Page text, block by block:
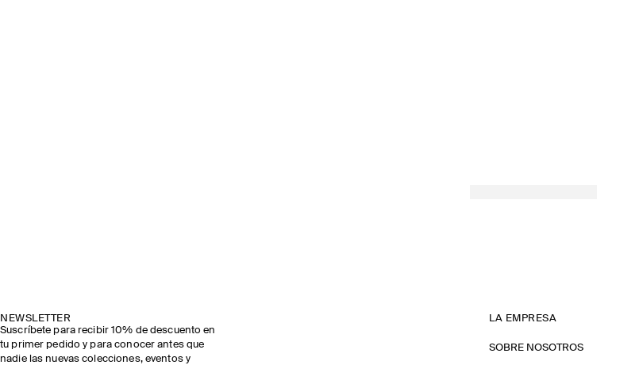
NEWSLETTER
Suscríbete para recibir 10% de descuento en
tu primer pedido y para conocer antes que
nadie las nuevas colecciones, eventos y
LA EMPRESA
SOBRE NOSOTROS